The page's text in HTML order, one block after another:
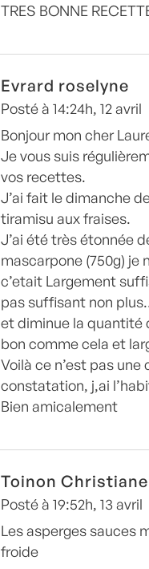
TRES BONNE
Evrard roselyne
Posté à 14:24h, 12 avril
Bonjour mon cher
Je vous suis
vos recettes.
J’ai fait le dimanche
tiramisu aux fraises.
J’ai été très étonnée
mascarpone (750g) je
c’etait Largement
pas suffisant non
et diminue la quantité
bon comme cela et
Voilà ce n’est pas
constatation, j,ai
Bien amicalement
Toinon Christiane
Posté à 19:52h, 13 avril
Les asperges sauces
froide